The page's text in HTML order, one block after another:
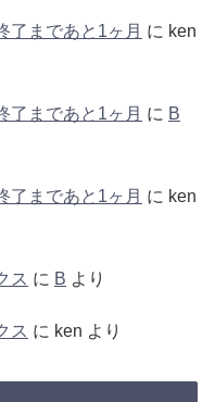
了まであと1ヶ月 に ken
了まであと1ヶ月 に B
了まであと1ヶ月 に ken
ス に B より
ス に ken より